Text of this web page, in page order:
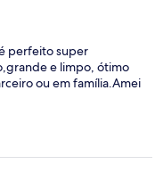
perfeito super
e limpo, ótimo
ou em família.Amei